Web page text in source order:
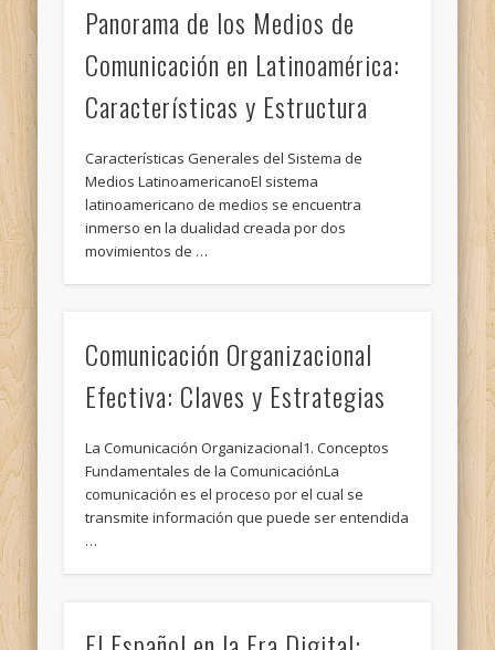
Panorama de los Medios de
Comunicación en Latinoamérica:
Características y Estructura
Características Generales del Sistema de
Medios LatinoamericanoEl sistema
latinoamericano de medios se encuentra
inmerso en la dualidad creada por dos
movimientos de …
Comunicación Organizacional
Efectiva: Claves y Estrategias
La Comunicación Organizacional1. Conceptos
Fundamentales de la ComunicaciónLa
comunicación es el proceso por el cual se
transmite información que puede ser entendida
…